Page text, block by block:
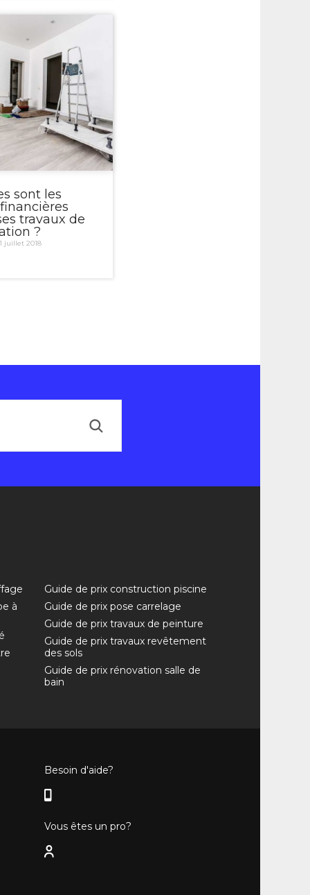
sont les
travaux de
?
juillet 2018
à
Guide de prix construction piscine
Guide de prix pose carrelage
Guide de prix travaux de peinture
Guide de prix travaux revêtement
des sols
Guide de prix rénovation salle de
bain
Besoin d'aide?
Vous êtes un pro?